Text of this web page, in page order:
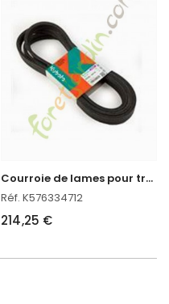
C
ourroie de lames pour tracteur Kubota
Réf. K576334712
214,25 €